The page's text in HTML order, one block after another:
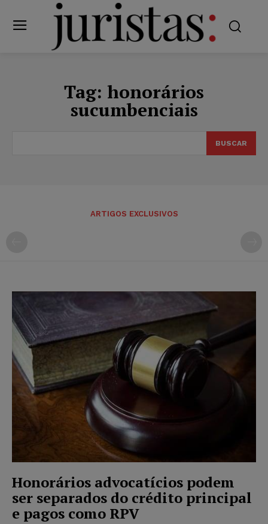
Tag: honorários
sucumbenciais
BUSCAR
ARTIGOS EXCLUSIVOS
Honorários advocatícios podem
ser separados do crédito principal
e pagos como RPV